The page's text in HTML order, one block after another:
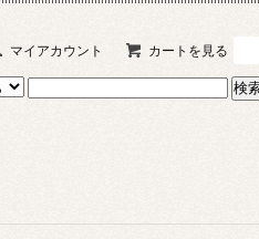
マイアカウント カートを見る